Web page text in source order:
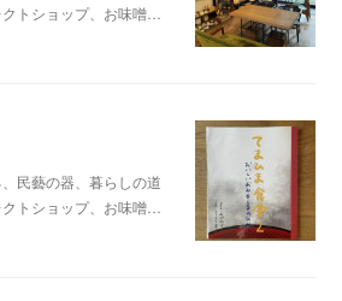
トショップ、お味噌…
民藝の器、暮らしの道
トショップ、お味噌…